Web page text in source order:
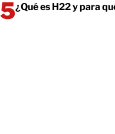
¿Qué es H22 y para